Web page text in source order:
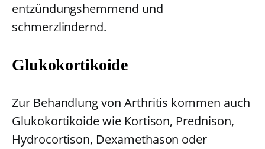
entzündungshemmend und
schmerzlindernd.
Glukokortikoide
Zur Behandlung von Arthritis kommen auch
Glukokortikoide wie Kortison, Prednison,
Hydrocortison, Dexamethason oder